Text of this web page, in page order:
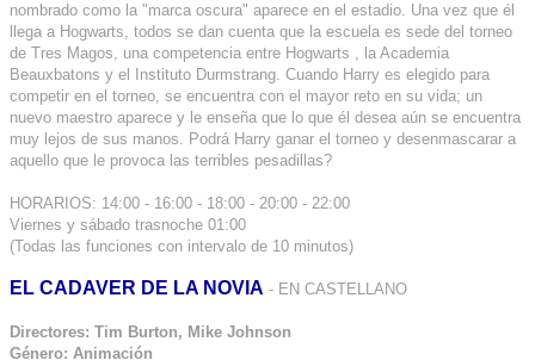
nombrado como la "marca oscura" aparece en el estadio. Una vez que él
llega a Hogwarts, todos se dan cuenta que la escuela es sede del torneo
de Tres Magos, una competencia entre Hogwarts , la Academia
Beauxbatons y el Instituto Durmstrang. Cuando Harry es elegido para
competir en el torneo, se encuentra con el mayor reto en su vida; un
nuevo maestro aparece y le enseña que lo que él desea aún se encuentra
muy lejos de sus manos. Podrá Harry ganar el torneo y desenmascarar a
aquello que le provoca las terribles pesadillas?
HORARIOS: 14:00 - 16:00 - 18:00 - 20:00 - 22:00
Viernes y sábado trasnoche 01:00
(Todas las funciones con intervalo de 10 minutos)
EL CADAVER DE LA NOVIA - EN CASTELLANO
Directores: Tim Burton, Mike Johnson
Género: Animación